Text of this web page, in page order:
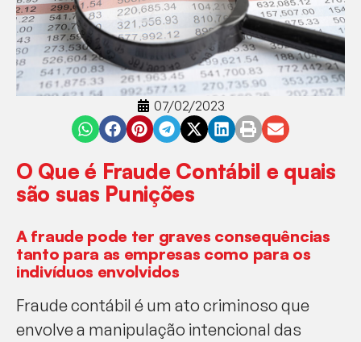
07/02/2023
O Que é Fraude Contábil e quais
são suas Punições
A fraude pode ter graves consequências
tanto para as empresas como para os
indivíduos envolvidos
Fraude contábil é um ato criminoso que
envolve a manipulação intencional das